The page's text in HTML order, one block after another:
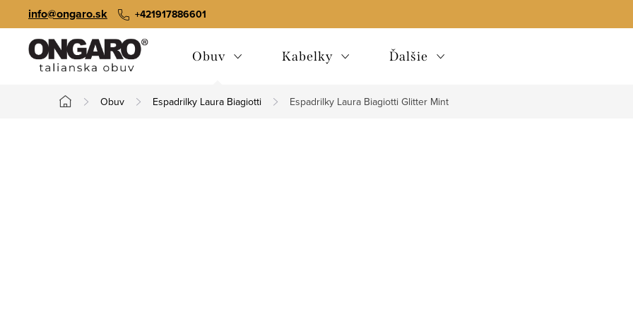
na
+421917886601
info@ongaro.sk
Obuv Kabelky Ďalšie
Domov
Obuv Espadrilky Laura Biagiotti Espadrilky Laura Biagiotti Glitter Mint